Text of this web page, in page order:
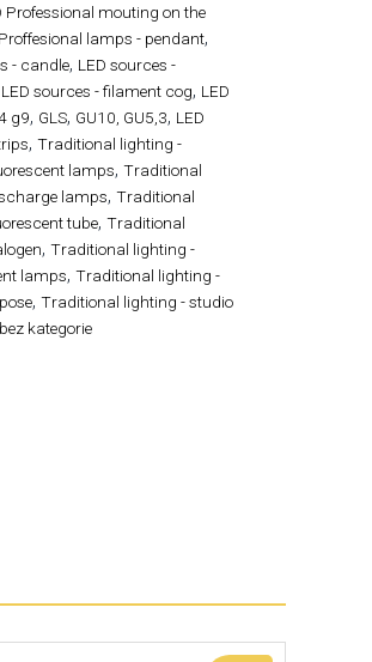
Professional mouting on the
lamps - pendant,
- candle, LED sources -
LED sources - filament cog, LED
g9, GLS, GU10, GU5,3, LED
, Traditional lighting -
lamps, Traditional
lamps, Traditional
tube, Traditional
, Traditional lighting -
lamps, Traditional lighting -
, Traditional lighting - studio
bez kategorie